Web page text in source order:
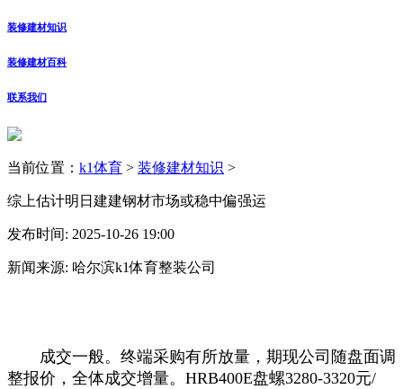
装修建材知识
装修建材百科
联系我们
当前位置： k1体育 > 装修建材知识 >
综上估计明日建建钢材市场或稳中偏强运
发布时间: 2025-10-26 19:00
新闻来源: 哈尔滨k1体育整装公司
成交一般。终端采购有所放量，期现公司随盘面调
整报价，全体成交增量。HRB400E盘螺3280-3320元/